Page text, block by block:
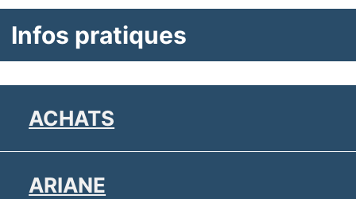
Infos pratiques
ACHATS
ARIANE